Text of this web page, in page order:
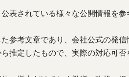
表されている様々な公開情報を参
参考文章であり、会社公式の発信
推定したもので、実際の対応可